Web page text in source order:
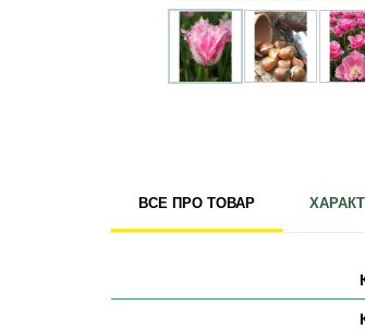
Міцелій грибів
Товари для дому
Теплиці і покривний матеріал
ВСЕ ПРО ТОВАР